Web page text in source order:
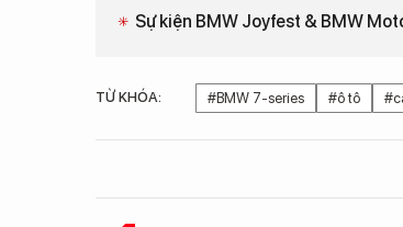
Sự kiện BMW Joyfest & BMW
TỪ KHÓA: #BMW 7-series #ô tô